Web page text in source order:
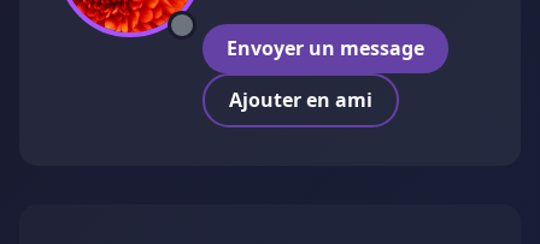
Envoyer un message
Ajouter en ami